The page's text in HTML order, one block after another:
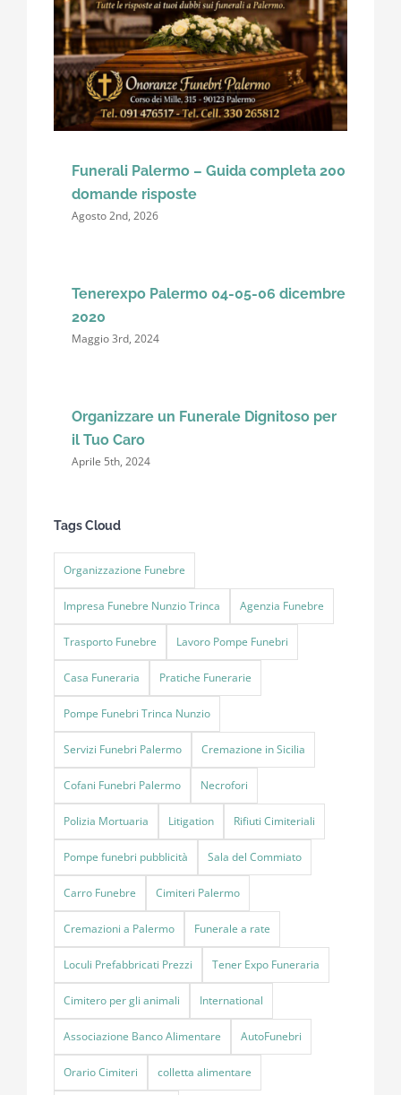
Funerali Palermo – Guida completa 200
domande risposte
Agosto 2nd, 2026
Tenerexpo Palermo 04-05-06 dicembre
2020
Maggio 3rd, 2024
Organizzare un Funerale Dignitoso per
il Tuo Caro
Aprile 5th, 2024
Tags Cloud
Organizzazione Funebre
Impresa Funebre Nunzio Trinca Agenzia Funebre
Trasporto Funebre Lavoro Pompe Funebri
Casa Funeraria Pratiche Funerarie
Pompe Funebri Trinca Nunzio
Servizi Funebri Palermo Cremazione in Sicilia
Cofani Funebri Palermo Necrofori
Polizia Mortuaria Litigation Rifiuti Cimiteriali
Pompe funebri pubblicità Sala del Commiato
Carro Funebre Cimiteri Palermo
Cremazioni a Palermo Funerale a rate
Loculi Prefabbricati Prezzi Tener Expo Funeraria
Cimitero per gli animali International
Associazione Banco Alimentare AutoFunebri
Orario Cimiteri colletta alimentare